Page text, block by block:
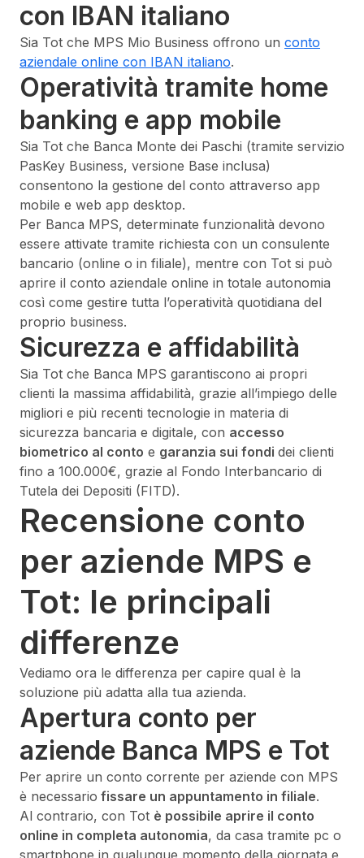
con IBAN italiano
Sia Tot che MPS Mio Business offrono un conto
aziendale online con IBAN italiano.
Operatività tramite home
banking e app mobile
Sia Tot che Banca Monte dei Paschi (tramite servizio
PasKey Business, versione Base inclusa)
consentono la gestione del conto attraverso app
mobile e web app desktop.
Per Banca MPS, determinate funzionalità devono
essere attivate tramite richiesta con un consulente
bancario (online o in filiale), mentre con Tot si può
aprire il conto aziendale online in totale autonomia
così come gestire tutta l’operatività quotidiana del
proprio business.
Sicurezza e affidabilità
Sia Tot che Banca MPS garantiscono ai propri
clienti la massima affidabilità, grazie all’impiego delle
migliori e più recenti tecnologie in materia di
sicurezza bancaria e digitale, con accesso
biometrico al conto e garanzia sui fondi dei clienti
fino a 100.000€, grazie al Fondo Interbancario di
Tutela dei Depositi (FITD).
Recensione conto
per aziende MPS e
Tot: le principali
differenze
Vediamo ora le differenza per capire qual è la
soluzione più adatta alla tua azienda.
Apertura conto per
aziende Banca MPS e Tot
Per aprire un conto corrente per aziende con MPS
è necessario fissare un appuntamento in filiale.
Al contrario, con Tot è possibile aprire il conto
online in completa autonomia, da casa tramite pc o
smartphone in qualunque momento della giornata e